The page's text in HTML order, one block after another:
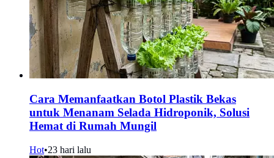
Cara Memanfaatkan Botol Plastik Bekas
untuk Menanam Selada Hidroponik, Solusi
Hemat di Rumah Mungil
Hot•23 hari lalu